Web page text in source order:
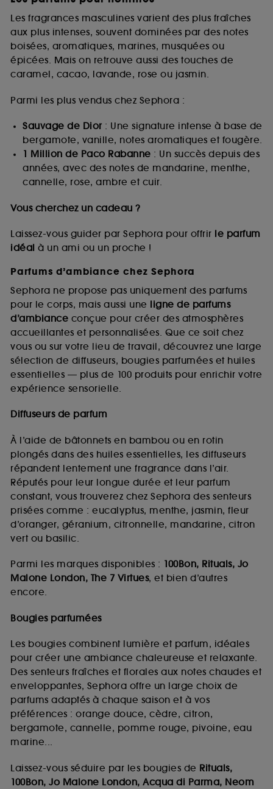
Les fragrances masculines varient des plus fraîches
aux plus intenses, souvent dominées par des notes
boisées, aromatiques, marines, musquées ou
épicées. Mais on retrouve aussi des touches de
caramel, cacao, lavande, rose ou jasmin.
Parmi les plus vendus chez Sephora :
Sauvage de Dior: Une signature intense à base de
bergamote, vanille, notes aromatiques et fougère.
1 Million de Paco Rabanne : Un succès depuis des
années, avec des notes de mandarine, menthe,
cannelle, rose, ambre et cuir.
Vous cherchez un cadeau ?
Laissez-vous guider par Sephora pour offrir le parfum
idéal à un ami ou un proche !
Parfums d’ambiance chez Sephora
Sephora ne propose pas uniquement des parfums
pour le corps, mais aussi une ligne de parfums
d’ambiance conçue pour créer des atmosphères
accueillantes et personnalisées. Que ce soit chez
vous ou sur votre lieu de travail, découvrez une large
sélection de diffuseurs, bougies parfumées et huiles
essentielles — plus de 100 produits pour enrichir votre
expérience sensorielle.
Diffuseurs de parfum
À l’aide de bâtonnets en bambou ou en rotin
plongés dans des huiles essentielles, les diffuseurs
répandent lentement une fragrance dans l’air.
Réputés pour leur longue durée et leur parfum
constant, vous trouverez chez Sephora des senteurs
prisées comme : eucalyptus, menthe, jasmin, fleur
d’oranger, géranium, citronnelle, mandarine, citron
vert ou basilic.
Parmi les marques disponibles : 100Bon, Rituals, Jo
Malone London, The 7 Virtues, et bien d’autres
encore.
Bougies parfumées
Les bougies combinent lumière et parfum, idéales
pour créer une ambiance chaleureuse et relaxante.
Des senteurs fraîches et florales aux notes chaudes et
enveloppantes, Sephora offre un large choix de
parfums adaptés à chaque saison et à vos
préférences : orange douce, cèdre, citron,
bergamote, cannelle, pomme rouge, pivoine, eau
marine...
Laissez-vous séduire par les bougies de Rituals,
100Bon, Jo Malone London, Acqua di Parma, Neom